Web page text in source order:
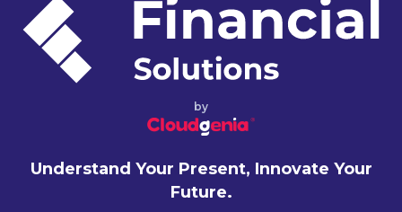
by
Understand Your Present, Innovate Your
Future.